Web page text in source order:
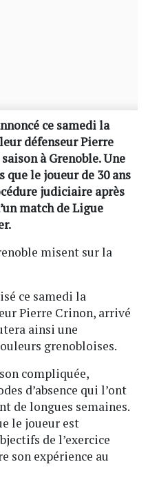
ce samedi la
défenseur Pierre
à Grenoble. Une
le joueur de 30 ans
judiciaire après
match de Ligue
misent sur la
ce samedi la
Pierre Crinon, arrivé
ainsi une
grenobloises.
compliquée,
d’absence qui l’ont
de longues semaines.
le joueur est
de l’exercice
son expérience au